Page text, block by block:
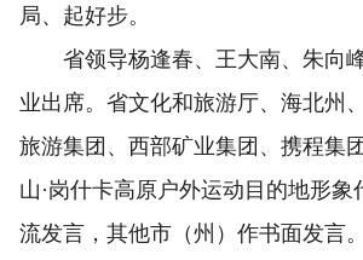
局、起好步。
省领导杨逢春、王大南、朱向
业出席。省文化和旅游厅、海北州
旅游集团、西部矿业集团、携程集
山·岗什卡高原户外运动目的地形象
流发言，其他市（州）作书面发言